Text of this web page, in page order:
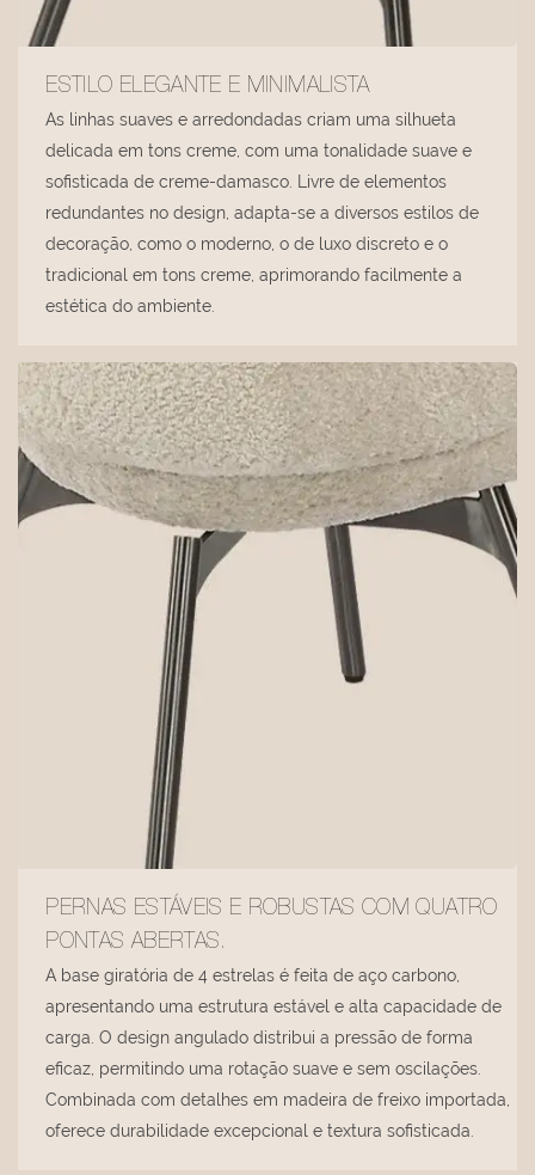
ESTILO ELEGANTE E MINIMALISTA
As linhas suaves e arredondadas criam uma silhueta
delicada em tons creme, com uma tonalidade suave e
sofisticada de creme-damasco. Livre de elementos
redundantes no design, adapta-se a diversos estilos de
decoração, como o moderno, o de luxo discreto e o
tradicional em tons creme, aprimorando facilmente a
estética do ambiente.
PERNAS ESTÁVEIS ​​E ROBUSTAS COM QUATRO
PONTAS ABERTAS.
A base giratória de 4 estrelas é feita de aço carbono,
apresentando uma estrutura estável e alta capacidade de
carga. O design angulado distribui a pressão de forma
eficaz, permitindo uma rotação suave e sem oscilações.
Combinada com detalhes em madeira de freixo importada,
oferece durabilidade excepcional e textura sofisticada.